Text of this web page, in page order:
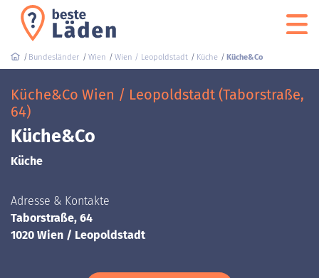
Bundesländer Wien Wien / Leopoldstadt Küche Küche&Co
Küche&Co Wien / Leopoldstadt (Taborstraße,
64)
Küche&Co
Küche
Adresse & Kontakte
Taborstraße, 64
1020 Wien / Leopoldstadt